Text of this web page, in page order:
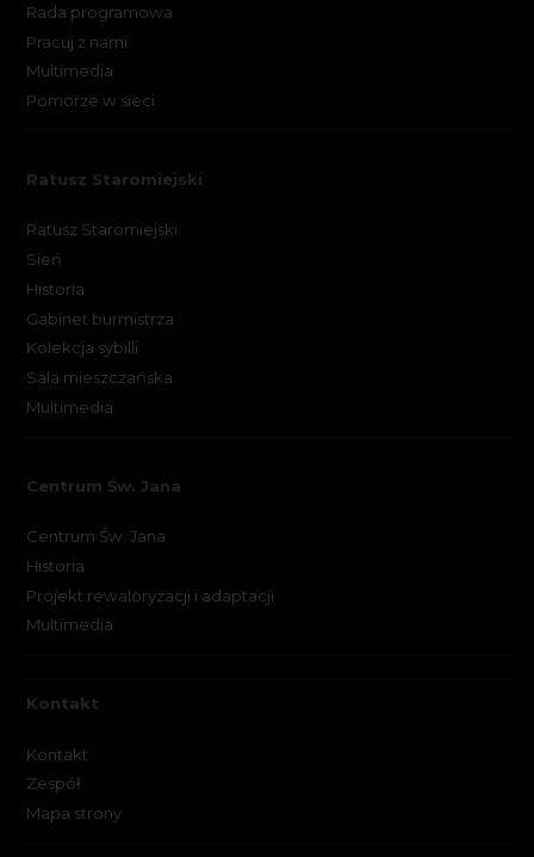
Rada programowa
Pracuj z nami
Multimedia
Pomorze w sieci
Ratusz Staromiejski
Ratusz Staromiejski
Sień
Historia
Gabinet burmistrza
Kolekcja sybilli
Sala mieszczańska
Multimedia
Centrum Św. Jana
Centrum Św. Jana
Historia
Projekt rewaloryzacji i adaptacji
Multimedia
Kontakt
Kontakt
Zespół
Mapa strony